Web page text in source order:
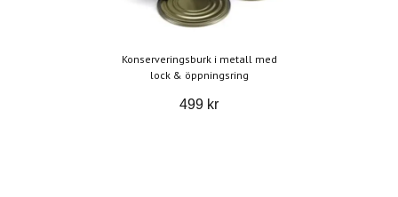
Konserveringsburk i metall med
lock & öppningsring
499 kr